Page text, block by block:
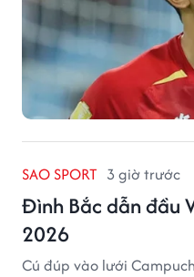
SAO SPORT 3 giờ trước
Đình Bắc dẫn đầu
2026
Cú đúp vào lưới